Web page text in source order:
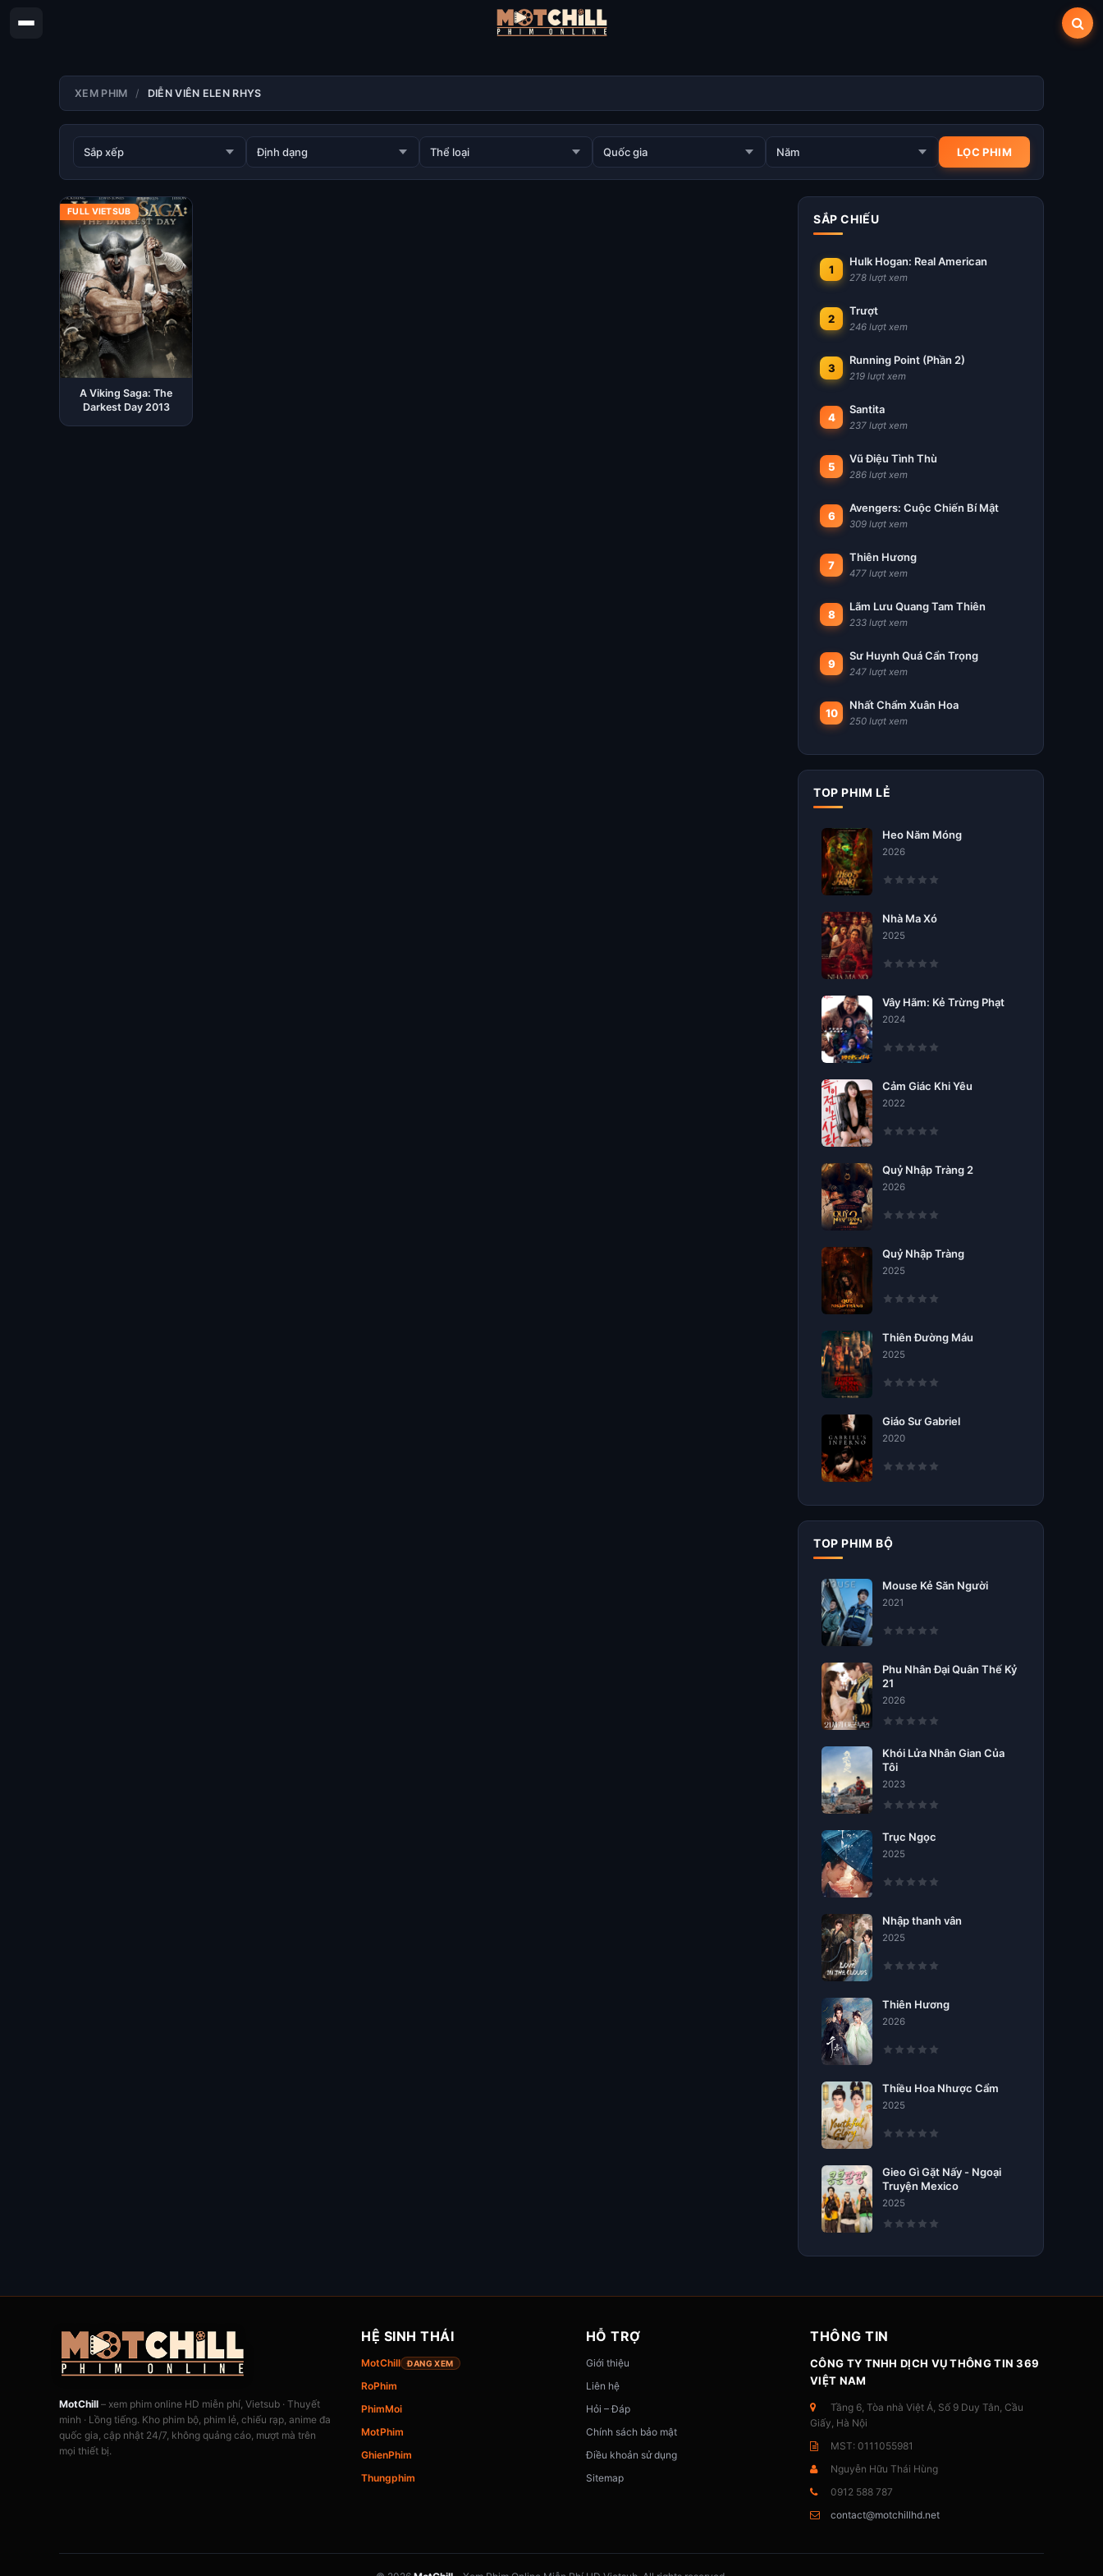
XEM PHIM DIỄN VIÊN ELEN RHYS
FULL VIETSUB
A Viking Saga: The
Darkest Day 2013
SẮP CHIẾU
1
Hulk Hogan: Real American
278 lượt xem
2
Trượt
246 lượt xem
3
Running Point (Phần 2)
219 lượt xem
4
Santita
237 lượt xem
5
Vũ Điệu Tình Thù
286 lượt xem
6
Avengers: Cuộc Chiến Bí Mật
309 lượt xem
7
Thiên Hương
477 lượt xem
8
Lãm Lưu Quang Tam Thiên
233 lượt xem
9
Sư Huynh Quá Cẩn Trọng
247 lượt xem
10
Nhất Chẩm Xuân Hoa
250 lượt xem
TOP PHIM LẺ
Heo Năm Móng
2026
Nhà Ma Xó
2025
Vây Hãm: Kẻ Trừng Phạt
2024
Cảm Giác Khi Yêu
2022
Quỷ Nhập Tràng 2
2026
Quỷ Nhập Tràng
2025
Thiên Đường Máu
2025
Giáo Sư Gabriel
2020
TOP PHIM BỘ
Mouse Kẻ Săn Người
2021
Phu Nhân Đại Quân Thế Kỷ
21
2026
Khói Lửa Nhân Gian Của
Tôi
2023
Trục Ngọc
2025
Nhập thanh vân
2025
Thiên Hương
2026
Thiều Hoa Nhược Cẩm
2025
Gieo Gì Gặt Nấy - Ngoại
Truyện Mexico
2025
MotChill – xem phim online HD miễn phí, Vietsub · Thuyết
minh · Lồng tiếng. Kho phim bộ, phim lẻ, chiếu rạp, anime đa
quốc gia, cập nhật 24/7, không quảng cáo, mượt mà trên
mọi thiết bị.
HỆ SINH THÁI
MotChill ĐANG XEM
RoPhim
PhimMoi
MotPhim
GhienPhim
Thungphim
HỖ TRỢ
Giới thiệu
Liên hệ
Hỏi – Đáp
Chính sách bảo mật
Điều khoản sử dụng
Sitemap
THÔNG TIN
CÔNG TY TNHH DỊCH VỤ THÔNG TIN 369
VIỆT NAM
Tầng 6, Tòa nhà Việt Á, Số 9 Duy Tân, Cầu
Giấy, Hà Nội
MST: 0111055981
Nguyễn Hữu Thái Hùng
0912 588 787
contact@motchillhd.net